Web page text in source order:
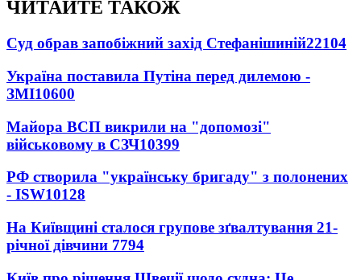
ЧИТАЙТЕ ТАКОЖ
Суд обрав запобіжний захід Стефанішиній22104
Україна поставила Путіна перед дилемою -
ЗМІ10600
Майора ВСП викрили на "допомозі"
військовому в СЗЧ10399
РФ створила "українську бригаду" з полонених
- ISW10128
На Київщині сталося групове зґвалтування 21-
річної дівчини 7794